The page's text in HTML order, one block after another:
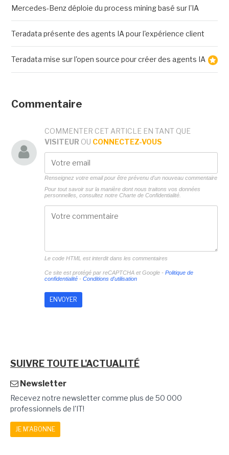
Mercedes-Benz déploie du process mining basé sur l'IA
Teradata présente des agents IA pour l'expérience client
Teradata mise sur l'open source pour créer des agents IA
Commentaire
COMMENTER CET ARTICLE EN TANT QUE
VISITEUR OU CONNECTEZ-VOUS
Renseignez votre email pour être prévenu d'un nouveau commentaire
Pour tout savoir sur la manière dont nous traitons vos données
personnelles, consultez notre Charte de Confidentialité.
Le code HTML est interdit dans les commentaires
Ce site est protégé par reCAPTCHA et Google - Politique de
confidentialité- Conditions d'utilisation
SUIVRE TOUTE L'ACTUALITÉ
Newsletter
Recevez notre newsletter comme plus de 50 000
professionnels de l'IT!
JE M'ABONNE